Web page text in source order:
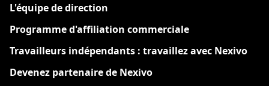
L'équipe de direction
Programme d'affiliation commerciale
Travailleurs indépendants : travaillez avec Nexivo
Devenez partenaire de Nexivo